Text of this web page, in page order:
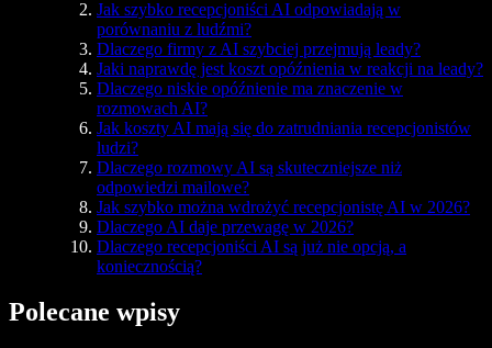
Jak szybko recepcjoniści AI odpowiadają w
porównaniu z ludźmi?
Dlaczego firmy z AI szybciej przejmują leady?
Jaki naprawdę jest koszt opóźnienia w reakcji na leady?
Dlaczego niskie opóźnienie ma znaczenie w
rozmowach AI?
Jak koszty AI mają się do zatrudniania recepcjonistów
ludzi?
Dlaczego rozmowy AI są skuteczniejsze niż
odpowiedzi mailowe?
Jak szybko można wdrożyć recepcjonistę AI w 2026?
Dlaczego AI daje przewagę w 2026?
Dlaczego recepcjoniści AI są już nie opcją, a
koniecznością?
Polecane wpisy